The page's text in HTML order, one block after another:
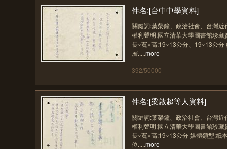
件名:[台中中學資料]
關鍵詞:葉榮鐘、政治社會、台灣
權利聲明:國立清華大學圖書館珍
長×寬×高:19×13公分、19×13公分
層.....more
392/50000
件名:[梁啟超等人資料]
關鍵詞:葉榮鐘、政治社會、台灣
權利聲明:國立清華大學圖書館珍
長×寬×高:19×13公分 媒體類型:紙
位.....more